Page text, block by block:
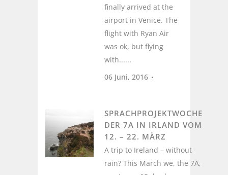
finally arrived at the
airport in Venice. The
flight with Ryan Air
was ok, but flying
with......
06 Juni, 2016
SPRACHPROJEKTWOCHE
DER 7A IN IRLAND VOM
12. – 22. MÄRZ
A trip to Ireland – without
rain? This March we, the 7A,